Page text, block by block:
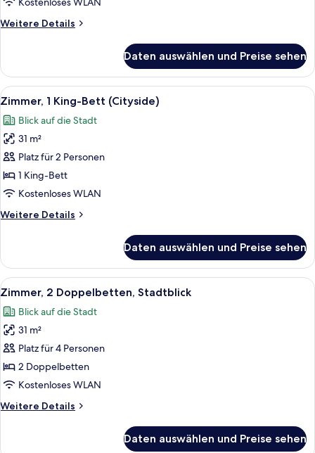
anzeigen
Weitere Details
Weitere
Zimmer,
1 King-
Bett,
Daten auswählen und Preise sehen
Alle
Fotos
für
Zimmer,
1 King-
Bett
(Cityside)
Ein Hotelzimmer mit einem großen
6
Zimmer, 1 King-Bett (Cityside)
Blick auf die Stadt
31 m²
Platz für 2 Personen
1 King-Bett
Kostenloses WLAN
Weitere Details
Weitere
1 King-
Bett
(Cityside)
Daten auswählen und Preise sehen
Alle
Fotos
für
Zimmer,
2 Doppelbetten,
Stadtblick
anzeigen
Ein Hotelzimmer mit zwei Betten,
6
Zimmer, 2 Doppelbetten, Stadtblick
Blick auf die Stadt
31 m²
Platz für 4 Personen
2 Doppelbetten
Kostenloses WLAN
Weitere Details
Weitere
Daten auswählen und Preise sehen